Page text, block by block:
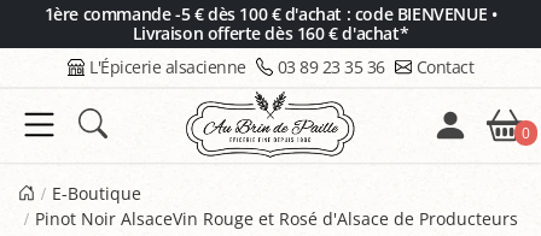
1ère commande -5 € dès 100 € d'achat : code BIENVENUE •
Livraison offerte dès 160 € d'achat*
L'Épicerie alsacienne 03 89 23 35 36 Contact
0
E-Boutique
Pinot Noir AlsaceVin Rouge et Rosé d'Alsace de Producteurs
Panneau de gestion des cookies